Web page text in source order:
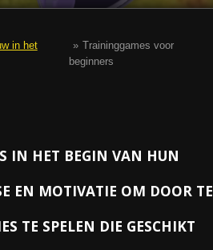
in het
» Traininggames voor
beginners
IN HET BEGIN VAN HUN
EN MOTIVATIE OM DOOR TE
TE SPELEN DIE GESCHIKT